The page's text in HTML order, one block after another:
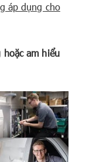
áp dụng cho
am hiểu